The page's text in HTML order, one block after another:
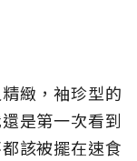
緻，袖珍型的
是第一次看到
該被擺在速食